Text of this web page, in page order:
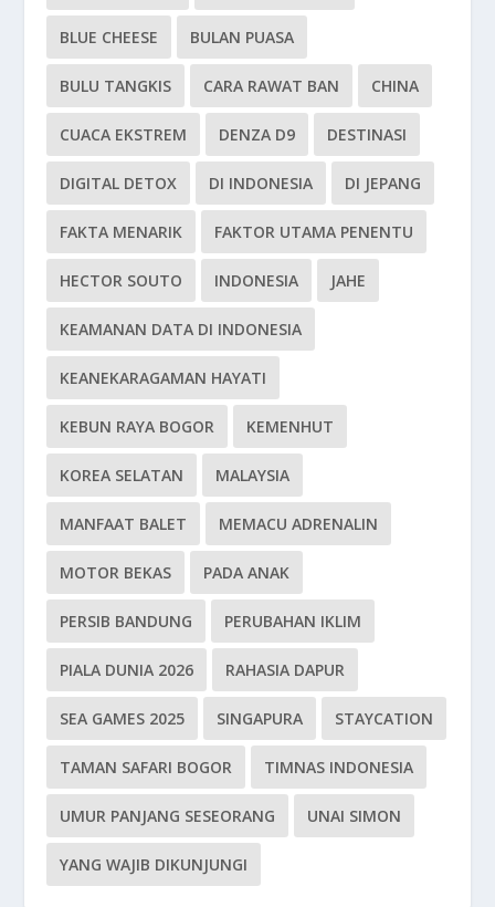
BLUE CHEESE BULAN PUASA
BULU TANGKIS CARA RAWAT BAN CHINA
CUACA EKSTREM DENZA D9 DESTINASI
DIGITAL DETOX DI INDONESIA DI JEPANG
FAKTA MENARIK FAKTOR UTAMA PENENTU
HECTOR SOUTO INDONESIA JAHE
KEAMANAN DATA DI INDONESIA
KEANEKARAGAMAN HAYATI
KEBUN RAYA BOGOR KEMENHUT
KOREA SELATAN MALAYSIA
MANFAAT BALET MEMACU ADRENALIN
MOTOR BEKAS PADA ANAK
PERSIB BANDUNG PERUBAHAN IKLIM
PIALA DUNIA 2026 RAHASIA DAPUR
SEA GAMES 2025 SINGAPURA STAYCATION
TAMAN SAFARI BOGOR TIMNAS INDONESIA
UMUR PANJANG SESEORANG UNAI SIMON
YANG WAJIB DIKUNJUNGI